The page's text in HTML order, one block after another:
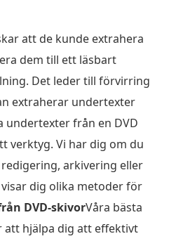
att de kunde extrahera
dem till ett läsbart
Det leder till förvirring
extraherar undertexter
undertexter från en DVD
verktyg. Vi har dig om du
arkivering eller
dig olika metoder för
DVD-skivorVåra bästa
hjälpa dig att effektivt